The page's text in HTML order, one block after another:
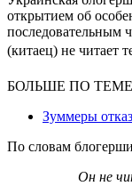
открытием об
последовательным
(китаец) не читает
БОЛЬШЕ ПО
Зуммеры
По словам
Он не